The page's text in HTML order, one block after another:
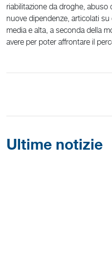
riabilitazione da droghe, abuso
nuove dipendenze, articolati su
media e alta, a seconda della
avere per poter affrontare il
Ultime notizie